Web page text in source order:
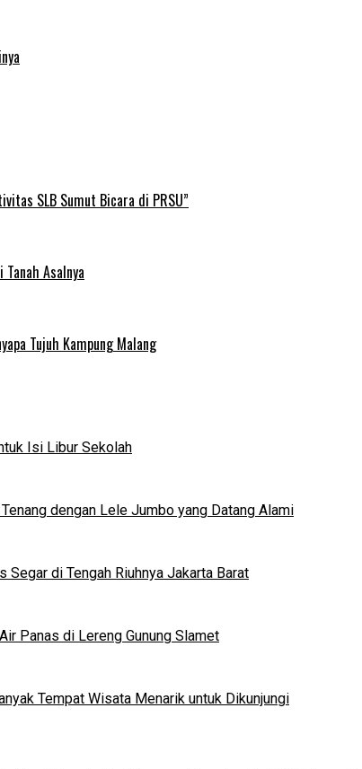
SLB Sumut Bicara di PRSU”
Asalnya
Tujuh Kampung Malang
Isi Libur Sekolah
dengan Lele Jumbo yang Datang Alami
Segar di Tengah Riuhnya Jakarta Barat
Panas di Lereng Gunung Slamet
Tempat Wisata Menarik untuk Dikunjungi